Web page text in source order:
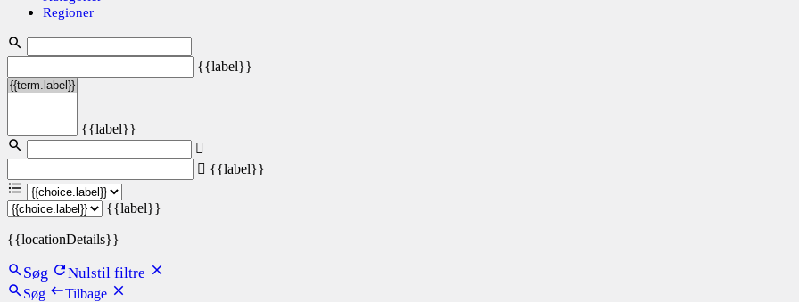
Regioner
{{label}}
{{label}}
{{label}}
{{label}}
{{locationDetails}}
Søg Nulstil filtre
Søg Tilbage